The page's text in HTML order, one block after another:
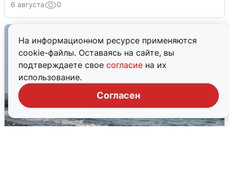
На информационном ресурсе применяются
cookie-файлы. Оставаясь на сайте, вы
подтверждаете свое согласие на их
использование.
Согласен
6 августа 0